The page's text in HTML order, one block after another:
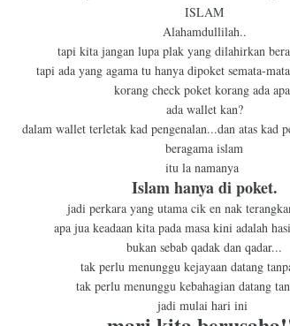
ISLAM
Alahamdullilah..
tapi kita jangan lupa plak yang dilahirkan
tapi ada yang agama tu hanya dipoket semata-
korang check poket korang ada
ada wallet kan?
dalam wallet terletak kad pengenalan...dan atas kad
beragama islam
itu la namanya
Islam hanya di poket.
jadi perkara yang utama cik en nak
apa jua keadaan kita pada masa kini adalah
bukan sebab qadak dan qadar...
tak perlu menunggu kejayaan datang
tak perlu menunggu kebahagian datang
jadi mulai hari ini